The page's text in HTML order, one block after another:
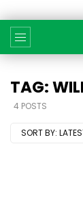
TAG:
4 POSTS
SORT BY: